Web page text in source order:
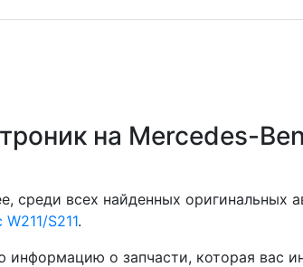
на Mercedes-
среди всех найденных оригинальных
S211.
о запчасти, которая вас